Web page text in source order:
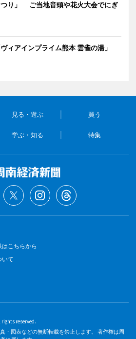
つり」 ご当地音頭や花火大会でにぎ
ィアインプライム熊本 雲雀の湯」
見る・遊ぶ 買う
学ぶ・知る 特集
こちらから
いて
reserved.
・図表などの無断転載を禁止します。 著作権は周